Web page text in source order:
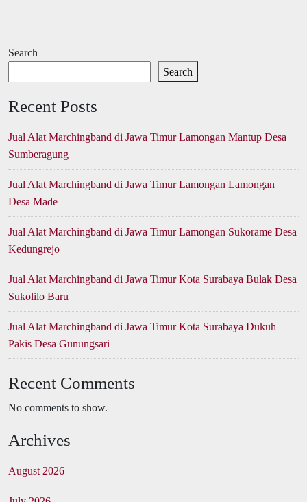
Search
Search
Recent Posts
Jual Alat Marchingband di Jawa Timur Lamongan Mantup Desa
Sumberagung
Jual Alat Marchingband di Jawa Timur Lamongan Lamongan
Desa Made
Jual Alat Marchingband di Jawa Timur Lamongan Sukorame Desa
Kedungrejo
Jual Alat Marchingband di Jawa Timur Kota Surabaya Bulak Desa
Sukolilo Baru
Jual Alat Marchingband di Jawa Timur Kota Surabaya Dukuh
Pakis Desa Gunungsari
Recent Comments
No comments to show.
Archives
August 2026